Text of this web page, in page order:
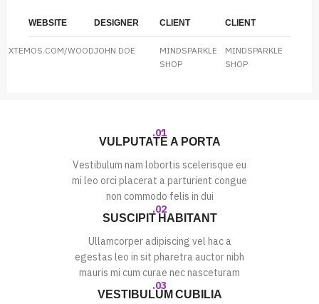
CLIENT
MINDSPARKLE
SHOP
CLIENT
MINDSPARKLE
SHOP
DESIGNER
JOHN DOE
WEBSITE
XTEMOS.COM/WOOD
01.
VULPUTATE A PORTA
Vestibulum nam lobortis scelerisque eu
mi leo orci placerat a parturient congue
non commodo felis in dui
02.
SUSCIPIT HABITANT
Ullamcorper adipiscing vel hac a
egestas leo in sit pharetra auctor nibh
mauris mi cum curae nec nasceturam
03.
VESTIBULUM CUBILIA